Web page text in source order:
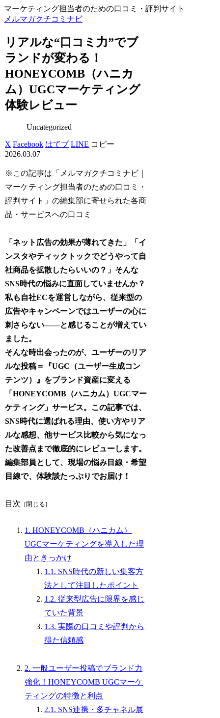
マーケティング担当者のための口コミ・評判サイト
メルマガクチコミナビ
リアルな“口コミ力”でブ
ランドが変わる！
HONEYCOMB（ハニカ
ム）UGCマーケティング
体験レビュー
Uncategorized
X Facebook はてブ LINE コピー
2026.03.07
※この記事は「メルマガクチコミナビ｜
マーケティング担当者のための口コミ・
評判サイト」の編集部に寄せられた各商
品・サービスへの口コミ
「ネット広告の効果が薄れてきた」「イ
ンスタやティックトックでどうやって自
社商品を拡散したらいいの？」そんな
SNS時代の悩みに直面していませんか？
私も自社ECを運営しながら、従来型の
広告やキャンペーンではユーザーの心に
刺さらない――と感じることが増えてい
ました。
そんな時出会ったのが、ユーザーのリア
ルな投稿＝『UGC（ユーザー生成コン
テンツ）』をブランド資産に変える
「HONEYCOMB（ハニカム）UGCマー
ケティング」サービス。この記事では、
SNS時代に選ばれる理由、使い方やリア
ルな感想、他サービス比較から気になっ
た改善点まで徹底的にレビューします。
編集部員として、現場の悩み目線・希望
目線で、体験談たっぷりでお届け！
目次
1. HONEYCOMB（ハニカム）
UGCマーケティングを導入した理
由ときっかけ
1.1. SNS時代の新しい集客方
法として注目したポイント
1.2. 従来型広告に限界を感じ
ていた背景
1.3. 実際の口コミや評判から
得た信頼感
2. 一般ユーザー投稿でブランド力
強化！HONEYCOMB UGCマーケ
ティングの特徴と利点
2.1. SNS連携・多チャネル展